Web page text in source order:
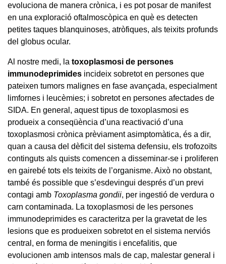
evoluciona de manera crònica, i es pot posar de manifest
en una exploració oftalmoscòpica en què es detecten
petites taques blanquinoses, atròfiques, als teixits profunds
del globus ocular.
Al nostre medi, la toxoplasmosi de persones
immunodeprimides incideix sobretot en persones que
pateixen tumors malignes en fase avançada, especialment
limfornes i leucèmies; i sobretot en persones afectades de
SIDA. En general, aquest tipus de toxoplasmosi es
produeix a conseqüència d’una reactivació d’una
toxoplasmosi crònica prèviament asimptomàtica, és a dir,
quan a causa del dèficit del sistema defensiu, els trofozoïts
continguts als quists comencen a disseminar-se i proliferen
en gairebé tots els teixits de l’organisme. Això no obstant,
també és possible que s’esdevingui després d’un previ
contagi amb Toxoplasma gondii, per ingestió de verdura o
carn contaminada. La toxoplasmosi de les persones
immunodeprimides es caracteritza per la gravetat de les
lesions que es produeixen sobretot en el sistema nerviós
central, en forma de meningitis i encefalitis, que
evolucionen amb intensos mals de cap, malestar general i